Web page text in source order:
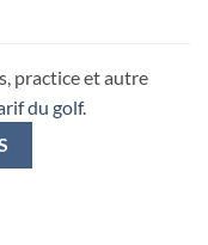
practice et autre
du golf.